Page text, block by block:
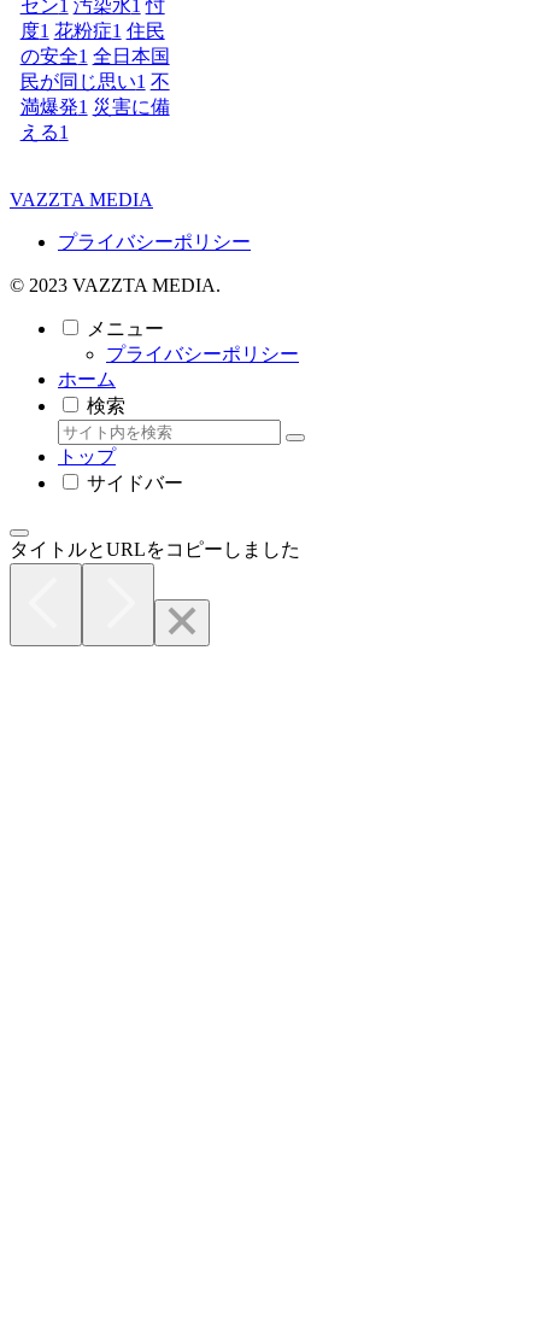
セン1 汚染水1 忖
度1 花粉症1 住民
の安全1 全日本国
民が同じ思い1 不
満爆発1 災害に備
える1
VAZZTA MEDIA
プライバシーポリシー
© 2023 VAZZTA MEDIA.
メニュー
プライバシーポリシー
ホーム
検索
トップ
サイドバー
タイトルとURLをコピーしました